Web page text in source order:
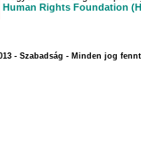
Human Rights Foundation
- Szabadság - Minden jog